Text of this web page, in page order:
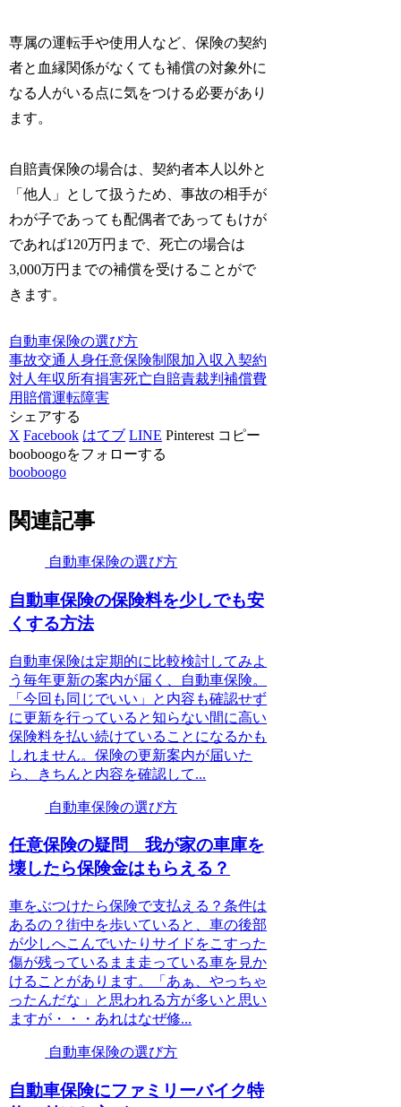
専属の運転手や使用人など、保険の契約
者と血縁関係がなくても補償の対象外に
なる人がいる点に気をつける必要があり
ます。
自賠責保険の場合は、契約者本人以外と
「他人」として扱うため、事故の相手が
わが子であっても配偶者であってもけが
であれば120万円まで、死亡の場合は
3,000万円までの補償を受けることがで
きます。
自動車保険の選び方
事故交通 人身任意保険制限加入 収入契約
対人年収 所有損害死亡自賠責裁判補償費
用 賠償運転障害
シェアする
X Facebook はてブ LINE Pinterest コピー
booboogoをフォローする
booboogo
関連記事
自動車保険の選び方
自動車保険の保険料を少しでも安
くする方法
自動車保険は定期的に比較検討してみよ
う毎年更新の案内が届く、自動車保険。
「今回も同じでいい」と内容も確認せず
に更新を行っていると知らない間に高い
保険料を払い続けていることになるかも
しれません。保険の更新案内が届いた
ら、きちんと内容を確認して...
自動車保険の選び方
任意保険の疑問 我が家の車庫を
壊したら保険金はもらえる？
車をぶつけたら保険で支払える？条件は
あるの？街中を歩いていると、車の後部
が少しへこんでいたりサイドをこすった
傷が残っているまま走っている車を見か
けることがあります。「あぁ、やっちゃ
ったんだな」と思われる方が多いと思い
ますが・・・あれはなぜ修...
自動車保険の選び方
自動車保険にファミリーバイク特